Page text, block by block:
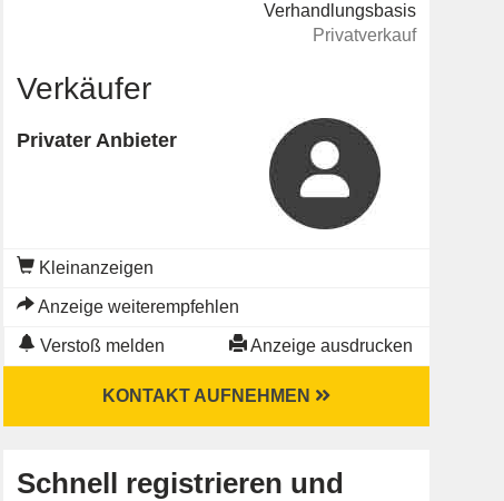
Verhandlungsbasis
Privatverkauf
Verkäufer
Privater Anbieter
Kleinanzeigen
Anzeige weiterempfehlen
Verstoß melden Anzeige ausdrucken
KONTAKT AUFNEHMEN
Schnell registrieren und